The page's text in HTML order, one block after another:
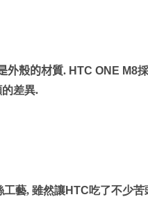
外殼的材質. HTC ONE M8
差異.
工藝, 雖然讓HTC吃了不少